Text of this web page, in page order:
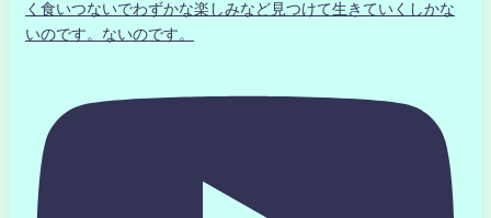
く食いつないでわずかな楽しみなど見つけて生きていくしかな
いのです。ないのです。